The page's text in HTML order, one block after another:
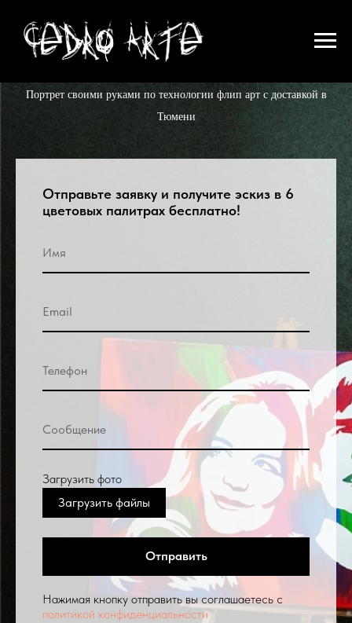
Портрет своими руками по технологии флип арт с доставкой в
Тюмени
Отправьте заявку и получите эскиз в 6
цветовых палитрах бесплатно!
Загрузить фото
Загрузить файлы
Отправить
Нажимая кнопку отправить вы соглашаетесь с
политикой конфиденциальности